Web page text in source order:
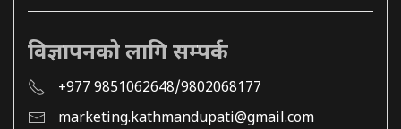
विज्ञापनको लागि सम्पर्क
+977 9851062648/9802068177
marketing.kathmandupati@gmail.com